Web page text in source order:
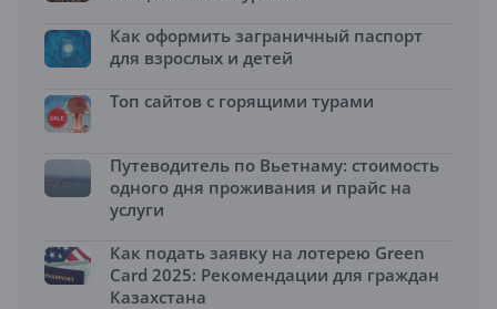
Как оформить заграничный паспорт
для взрослых и детей
Топ сайтов с горящими турами
Путеводитель по Вьетнаму: стоимость
одного дня проживания и прайс на
услуги
Как подать заявку на лотерею Green
Card 2025: Рекомендации для граждан
Казахстана